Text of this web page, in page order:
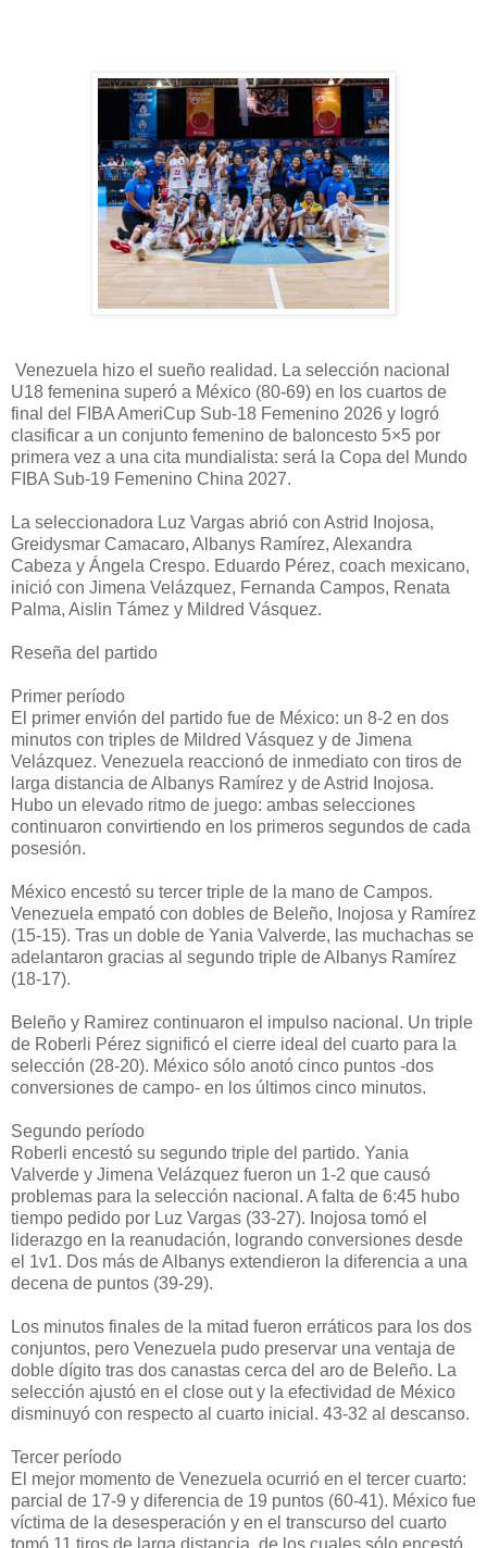
Venezuela hizo el sueño realidad. La selección nacional
U18 femenina superó a México (80-69) en los cuartos de
final del FIBA AmeriCup Sub-18 Femenino 2026 y logró
clasificar a un conjunto femenino de baloncesto 5×5 por
primera vez a una cita mundialista: será la Copa del Mundo
FIBA Sub-19 Femenino China 2027.
La seleccionadora Luz Vargas abrió con Astrid Inojosa,
Greidysmar Camacaro, Albanys Ramírez, Alexandra
Cabeza y Ángela Crespo. Eduardo Pérez, coach mexicano,
inició con Jimena Velázquez, Fernanda Campos, Renata
Palma, Aislin Támez y Mildred Vásquez.
Reseña del partido
Primer período
El primer envión del partido fue de México: un 8-2 en dos
minutos con triples de Mildred Vásquez y de Jimena
Velázquez. Venezuela reaccionó de inmediato con tiros de
larga distancia de Albanys Ramírez y de Astrid Inojosa.
Hubo un elevado ritmo de juego: ambas selecciones
continuaron convirtiendo en los primeros segundos de cada
posesión.
México encestó su tercer triple de la mano de Campos.
Venezuela empató con dobles de Beleño, Inojosa y Ramírez
(15-15). Tras un doble de Yania Valverde, las muchachas se
adelantaron gracias al segundo triple de Albanys Ramírez
(18-17).
Beleño y Ramirez continuaron el impulso nacional. Un triple
de Roberli Pérez significó el cierre ideal del cuarto para la
selección (28-20). México sólo anotó cinco puntos -dos
conversiones de campo- en los últimos cinco minutos.
Segundo período
Roberli encestó su segundo triple del partido. Yania
Valverde y Jimena Velázquez fueron un 1-2 que causó
problemas para la selección nacional. A falta de 6:45 hubo
tiempo pedido por Luz Vargas (33-27). Inojosa tomó el
liderazgo en la reanudación, logrando conversiones desde
el 1v1. Dos más de Albanys extendieron la diferencia a una
decena de puntos (39-29).
Los minutos finales de la mitad fueron erráticos para los dos
conjuntos, pero Venezuela pudo preservar una ventaja de
doble dígito tras dos canastas cerca del aro de Beleño. La
selección ajustó en el close out y la efectividad de México
disminuyó con respecto al cuarto inicial. 43-32 al descanso.
Tercer período
El mejor momento de Venezuela ocurrió en el tercer cuarto:
parcial de 17-9 y diferencia de 19 puntos (60-41). México fue
víctima de la desesperación y en el transcurso del cuarto
tomó 11 tiros de larga distancia, de los cuales sólo encestó